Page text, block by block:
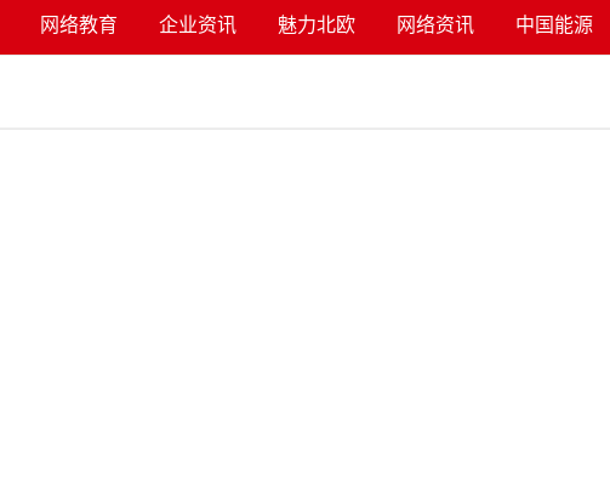
网络教育 企业资讯 魅力北欧 网络资讯 中国能源